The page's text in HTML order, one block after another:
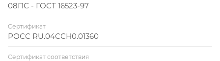
08ПС - ГОСТ 16523-97
Сертификат
РОСС RU.04ССН0.01360
Сертификат соответствия